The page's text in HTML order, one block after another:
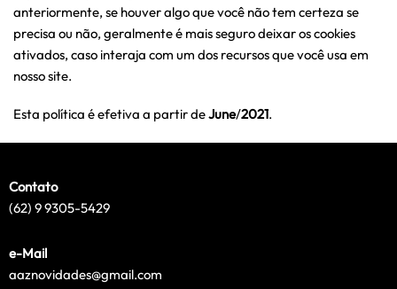
anteriormente, se houver algo que você não tem certeza se
precisa ou não, geralmente é mais seguro deixar os cookies
ativados, caso interaja com um dos recursos que você usa em
nosso site.
Esta política é efetiva a partir deJune/2021.
Contato
(62) 9 9305-5429
e-Mail
aaznovidades@gmail.com